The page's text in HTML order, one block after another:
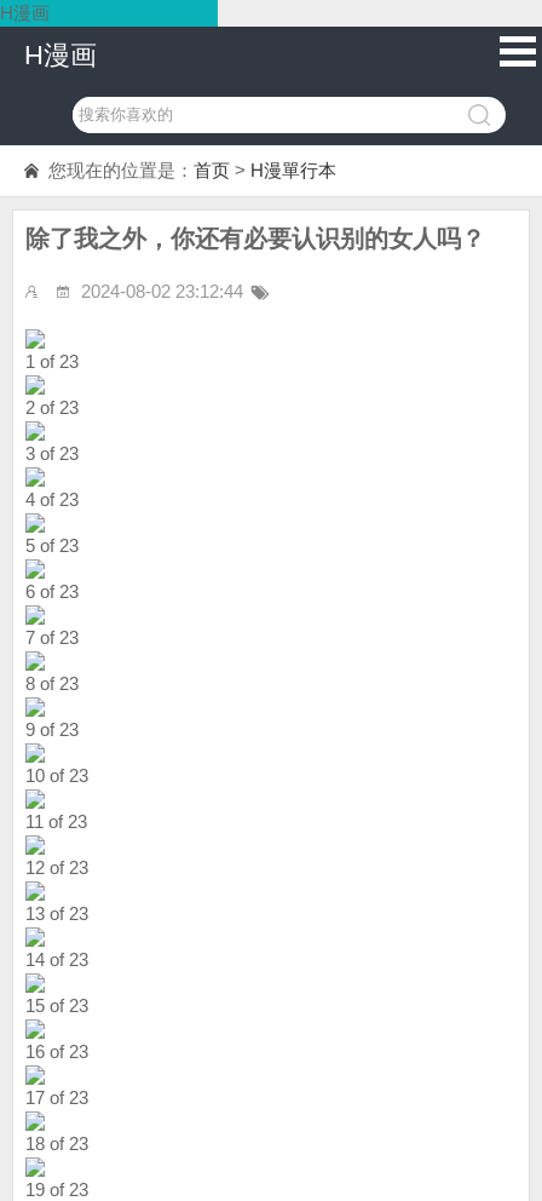
H漫画
H漫画
您现在的位置是： 首页 > H漫單行本
除了我之外，你还有必要认识别的女人吗？
2024-08-02 23:12:44
1 of 23
2 of 23
3 of 23
4 of 23
5 of 23
6 of 23
7 of 23
8 of 23
9 of 23
10 of 23
11 of 23
12 of 23
13 of 23
14 of 23
15 of 23
16 of 23
17 of 23
18 of 23
19 of 23